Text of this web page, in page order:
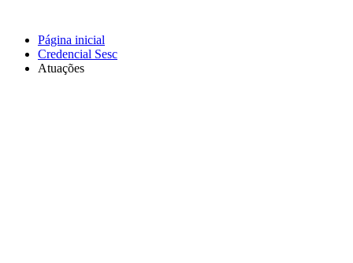
Página inicial
Credencial Sesc
Atuações